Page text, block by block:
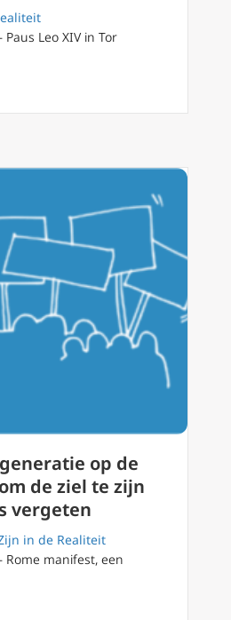
Leo XIV in Tor
Leo XIV aan jeugdfestival
op de
de ziel te zijn
vergeten
in de Realiteit
Rome manifest, een
zijn een generatie op de been,